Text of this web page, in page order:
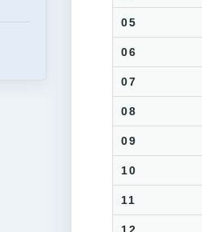
05
06
07
08
09
10
11